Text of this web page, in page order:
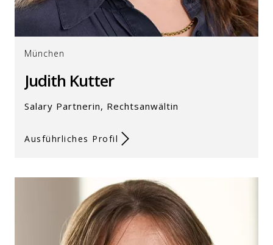
München
Judith Kutter
Salary Partnerin, Rechtsanwältin
Ausführliches Profil